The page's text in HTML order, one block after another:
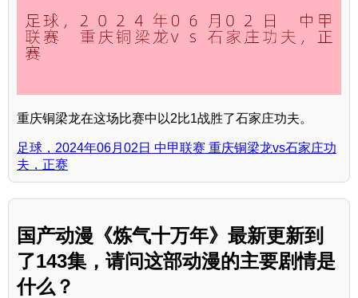
重庆铜梁龙在这场比赛中以2比1战胜了石家庄功夫。
足球，2024年06月02日 中甲联赛 重庆铜梁龙vs石家庄功
夫，正赛
国产动漫《炼气十万年》最新更新到
了143集，请问这部动漫的主要剧情是
什么？